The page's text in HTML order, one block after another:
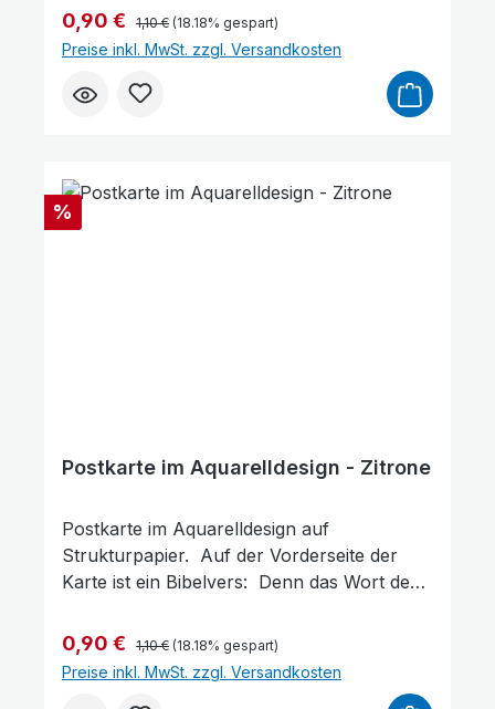
auffahren mit Flügeln wie Adler, dass sie
laufen und nicht matt werden, dass sie
wandeln und nicht müde werden. Jesaja
40,31 Gott gibt dir neue Kraft Format: 14,5 x
Verkaufspreis:
0,90 € Regulärer Preis:
1,10 € (18.18% gespart)
Preise inkl. MwSt. zzgl. Versandkosten
Rabatt
%
Postkarte im Aquarelldesign - Zitrone
Postkarte im Aquarelldesign auf
Strukturpapier. Auf der Vorderseite der
Karte ist ein Bibelvers: Denn das Wort des
Treue. Psalm 33,4Gott ist treu Format: 14,5
x 10 cm
Verkaufspreis:
0,90 € Regulärer Preis:
1,10 € (18.18% gespart)
Preise inkl. MwSt. zzgl. Versandkosten